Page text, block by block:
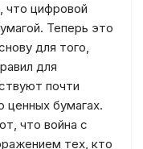
что цифровой
Теперь это
для того,
для
почти
ценных бумагах.
что война с
тех, кто